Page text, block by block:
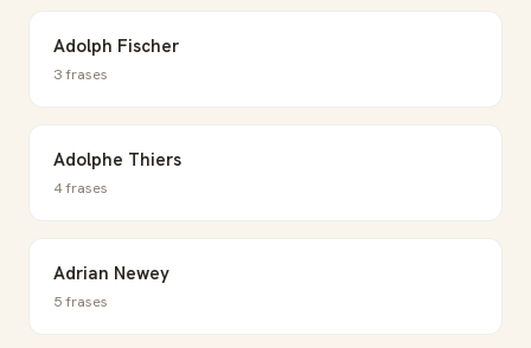
Adolph Fischer
3 frases
Adolphe Thiers
4 frases
Adrian Newey
5 frases